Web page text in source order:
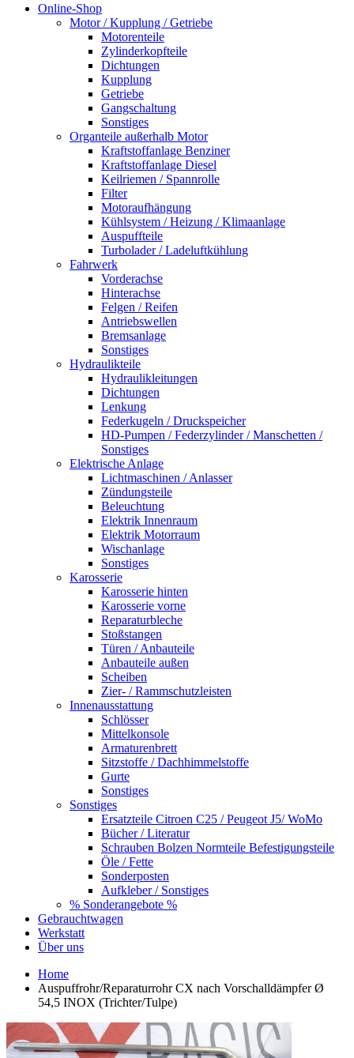
Online-Shop
Motor / Kupplung / Getriebe
Motorenteile
Zylinderkopfteile
Dichtungen
Kupplung
Getriebe
Gangschaltung
Sonstiges
Organteile außerhalb Motor
Kraftstoffanlage Benziner
Kraftstoffanlage Diesel
Keilriemen / Spannrolle
Filter
Motoraufhängung
Kühlsystem / Heizung / Klimaanlage
Auspuffteile
Turbolader / Ladeluftkühlung
Fahrwerk
Vorderachse
Hinterachse
Felgen / Reifen
Antriebswellen
Bremsanlage
Sonstiges
Hydraulikteile
Hydraulikleitungen
Dichtungen
Lenkung
Federkugeln / Druckspeicher
HD-Pumpen / Federzylinder / Manschetten /
Sonstiges
Elektrische Anlage
Lichtmaschinen / Anlasser
Zündungsteile
Beleuchtung
Elektrik Innenraum
Elektrik Motorraum
Wischanlage
Sonstiges
Karosserie
Karosserie hinten
Karosserie vorne
Reparaturbleche
Stoßstangen
Türen / Anbauteile
Anbauteile außen
Scheiben
Zier- / Rammschutzleisten
Innenausstattung
Schlösser
Mittelkonsole
Armaturenbrett
Sitzstoffe / Dachhimmelstoffe
Gurte
Sonstiges
Sonstiges
Ersatzteile Citroen C25 / Peugeot J5/ WoMo
Bücher / Literatur
Schrauben Bolzen Normteile Befestigungsteile
Öle / Fette
Sonderposten
Aufkleber / Sonstiges
% Sonderangebote %
Gebrauchtwagen
Werkstatt
Über uns
Home
Auspuffrohr/Reparaturrohr CX nach Vorschalldämpfer Ø
54,5 INOX (Trichter/Tulpe)